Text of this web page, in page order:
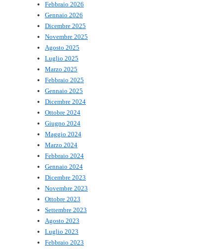
Febbraio 2026
Gennaio 2026
Dicembre 2025
Novembre 2025
Agosto 2025
Luglio 2025
Marzo 2025
Febbraio 2025
Gennaio 2025
Dicembre 2024
Ottobre 2024
Giugno 2024
Maggio 2024
Marzo 2024
Febbraio 2024
Gennaio 2024
Dicembre 2023
Novembre 2023
Ottobre 2023
Settembre 2023
Agosto 2023
Luglio 2023
Febbraio 2023